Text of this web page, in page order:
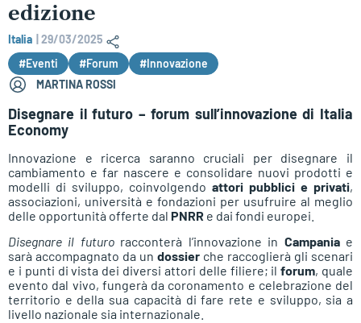
edizione
Italia
29/03/2025
#Eventi
#Forum
#Innovazione
MARTINA ROSSI
Disegnare il futuro – forum sull’innovazione di Italia
Economy
Innovazione e ricerca saranno cruciali per disegnare il
cambiamento e far nascere e consolidare nuovi prodotti e
modelli di sviluppo, coinvolgendo attori pubblici e privati,
associazioni, università e fondazioni per usufruire al meglio
delle opportunità offerte dal PNRR e dai fondi europei.
Disegnare il futuroracconterà l’innovazione in Campania e
sarà accompagnato da un dossier che raccoglierà gli scenari
e i punti di vista dei diversi attori delle filiere; ilforum, quale
evento dal vivo, fungerà da coronamento e celebrazione del
territorio e della sua capacità di fare rete e sviluppo, sia a
livello nazionale sia internazionale.